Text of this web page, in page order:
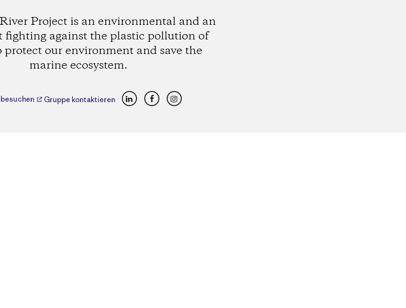
Project is an environmental and an
fighting against the plastic pollution of
protect our environment and save the
marine ecosystem.
Gruppe kontaktieren LinkedInFacebookInstagram